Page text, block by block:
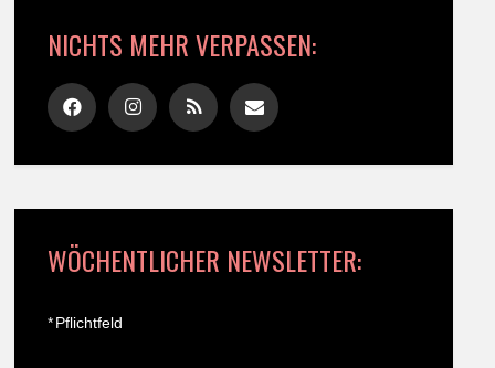
NICHTS MEHR VERPASSEN:
WÖCHENTLICHER NEWSLETTER:
*Pflichtfeld